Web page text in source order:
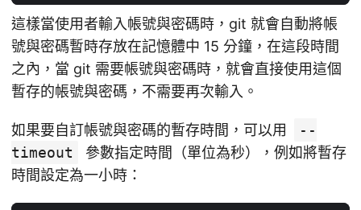
這樣當使用者輸入帳號與密碼時，git 就會自動將帳
號與密碼暫時存放在記憶體中 15 分鐘，在這段時間
之內，當 git 需要帳號與密碼時，就會直接使用這個
暫存的帳號與密碼，不需要再次輸入。
如果要自訂帳號與密碼的暫存時間，可以用
--
timeout
參數指定時間（單位為秒），例如將暫存
時間設定為一小時：